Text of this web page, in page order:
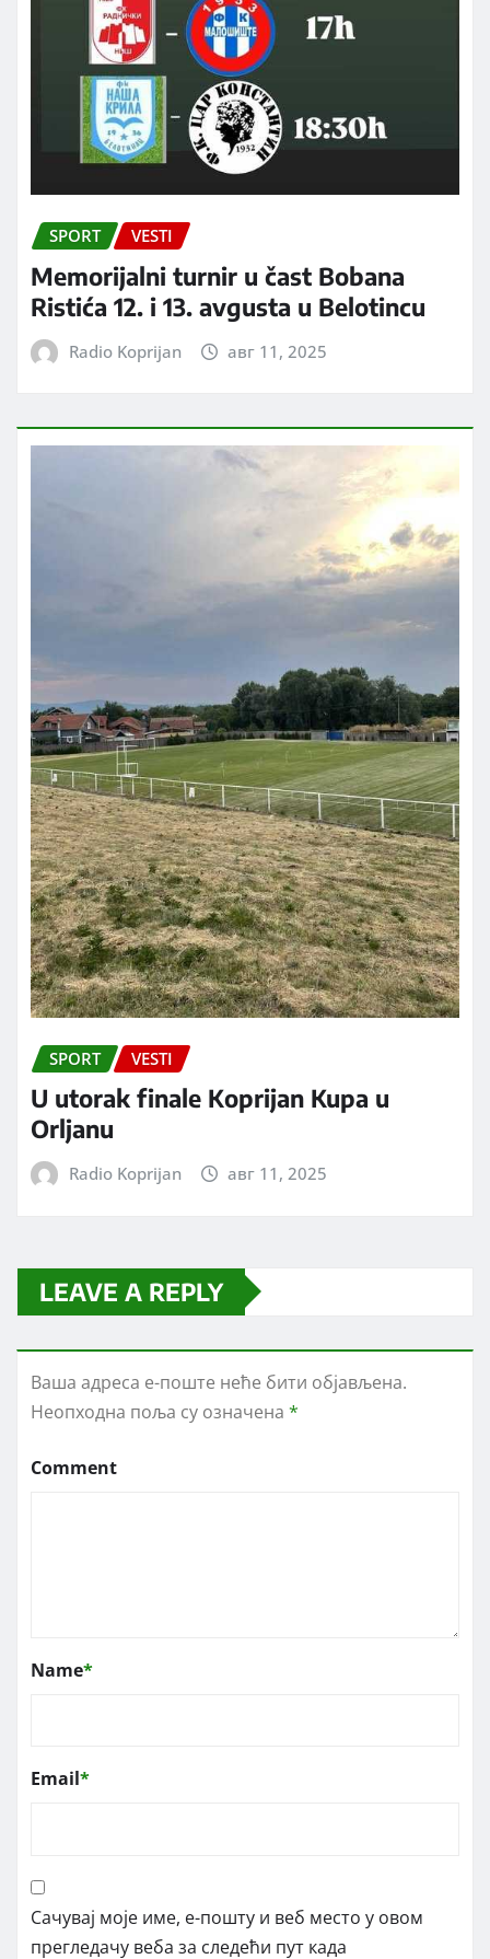
SPORT VESTI
Memorijalni turnir u čast Bobana
Ristića 12. i 13. avgusta u Belotincu
Radio Koprijan авг 11, 2025
SPORT VESTI
U utorak finale Koprijan Kupa u
Orljanu
Radio Koprijan авг 11, 2025
LEAVE A REPLY
Ваша адреса е-поште неће бити објављена.
Неопходна поља су означена *
Comment
Name*
Email*
Сачувај моје име, е-пошту и веб место у овом
прегледачу веба за следећи пут када